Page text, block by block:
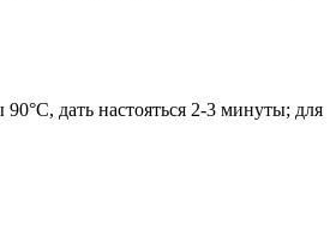
дать настояться 2-3 минуты; для